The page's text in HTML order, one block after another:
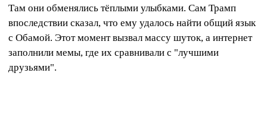
Там они обменялись тёплыми улыбками. Сам Трамп
впоследствии сказал, что ему удалось найти общий язык
с Обамой. Этот момент вызвал массу шуток, а интернет
заполнили мемы, где их сравнивали с "лучшими
друзьями".